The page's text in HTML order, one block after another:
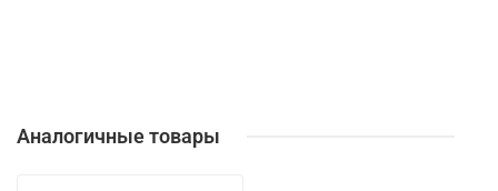
Аналогичные товары